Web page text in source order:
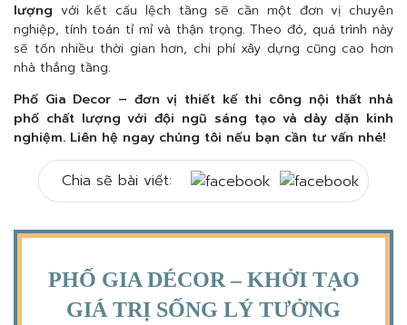
lượng với kết cấu lệch tầng sẽ cần một đơn vị chuyên
nghiệp, tính toán tỉ mỉ và thận trọng. Theo đó, quá trình này
sẽ tốn nhiều thời gian hơn, chi phí xây dựng cũng cao hơn
nhà thẳng tầng.
Phố Gia Decor – đơn vị thiết kế thi công nội thất nhà
phố chất lượng với đội ngũ sáng tạo và dày dặn kinh
nghiệm. Liên hệ ngay chúng tôi nếu bạn cần tư vấn nhé!
Chia sẽ bài viết:
PHỐ GIA DÉCOR – KHỞI TẠO
GIÁ TRỊ SỐNG LÝ TƯỞNG